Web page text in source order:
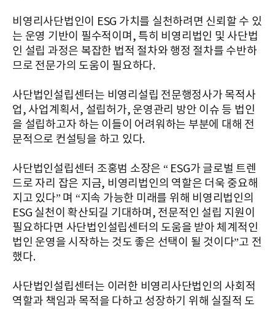
비영리사단법인이 ESG 가치를 실천하려면 신뢰할 수 있
는 운영 기반이 필수적이며, 특히 비영리법인 및 사단법
인 설립 과정은 복잡한 법적 절차와 행정 절차를 수반하
므로 전문가의 도움이 필요하다.
사단법인설립센터는 비영리설립 전문행정사가 목적사
업, 사업계획서, 설립허가, 운영관리 방안 이슈 등 법인
을 설립하고자 하는 이들이 어려워하는 부분에 대해 전
문적으로 컨설팅을 하고 있다.
사단법인설립센터 조홍범 소장은 “ ESG가 글로벌 트렌
드로 자리 잡은 지금, 비영리법인의 역할은 더욱 중요해
지고 있다” 며 “지속 가능한 미래를 위해 비영리법인의
ESG 실천이 확산되길 기대하며, 전문적인 설립 지원이
필요하다면 사단법인설립센터의 도움을 받아 체계적인
법인 운영을 시작하는 것도 좋은 선택이 될 것이다”고 전
했다.
사단법인설립센터는 이러한 비영리사단법인의 사회적
역할과 책임과 목적을 다하고 성장하기 위해 실질적 도